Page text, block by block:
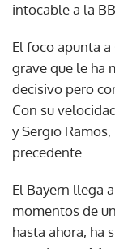
intocable a la
El foco apunta
grave que le ha
decisivo pero
Con su
y Sergio
precedente.
El Bayern llega
momentos de
hasta ahora, ha